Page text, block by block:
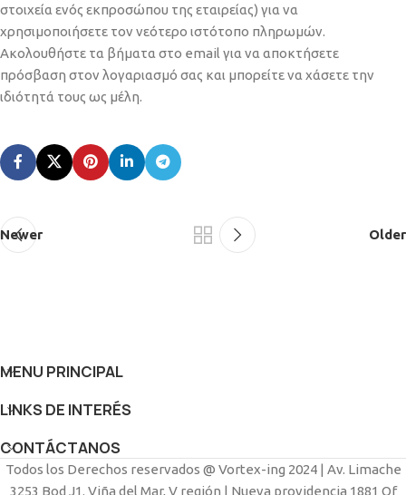
στοιχεία ενός εκπροσώπου της εταιρείας) για να
χρησιμοποιήσετε τον νεότερο ιστότοπο πληρωμών.
Ακολουθήστε τα βήματα στο email για να αποκτήσετε
πρόσβαση στον λογαριασμό σας και μπορείτε να χάσετε την
ιδιότητά τους ως μέλη.
Newer Older
MENU PRINCIPAL
LINKS DE INTERÉS
CONTÁCTANOS
Todos los Derechos reservados @ Vortex-ing 2024 | Av. Limache
3253 Bod J1. Viña del Mar, V región | Nueva providencia 1881 Of